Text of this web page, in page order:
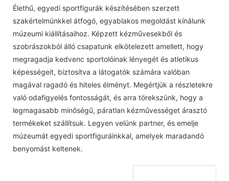
Élethű, egyedi sportfigurák készítésében szerzett
szakértelmünkkel átfogó, egyablakos megoldást kínálunk
múzeumi kiállításaihoz. Képzett kézművesekből és
szobrászokból álló csapatunk elkötelezett amellett, hogy
megragadja kedvenc sportolóinak lényegét és atletikus
képességeit, biztosítva a látogatók számára valóban
magával ragadó és hiteles élményt. Megértjük a részletekre
való odafigyelés fontosságát, és arra törekszünk, hogy a
legmagasabb minőségű, páratlan kézművességet árasztó
termékeket szállítsuk. Legyen velünk partner, és emelje
múzeumát egyedi sportfiguráinkkal, amelyek maradandó
benyomást keltenek.